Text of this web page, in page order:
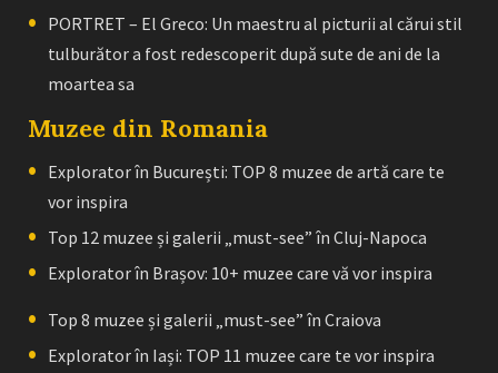
PORTRET – El Greco: Un maestru al picturii al cărui stil
tulburător a fost redescoperit după sute de ani de la
moartea sa
Muzee din Romania
Explorator în București: TOP 8 muzee de artă care te
vor inspira
Top 12 muzee și galerii „must-see” în Cluj-Napoca
Explorator în Brașov: 10+ muzee care vă vor inspira
Top 8 muzee și galerii „must-see” în Craiova
Explorator în Iași: TOP 11 muzee care te vor inspira